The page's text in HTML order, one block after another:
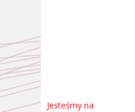
Jesteśmy na